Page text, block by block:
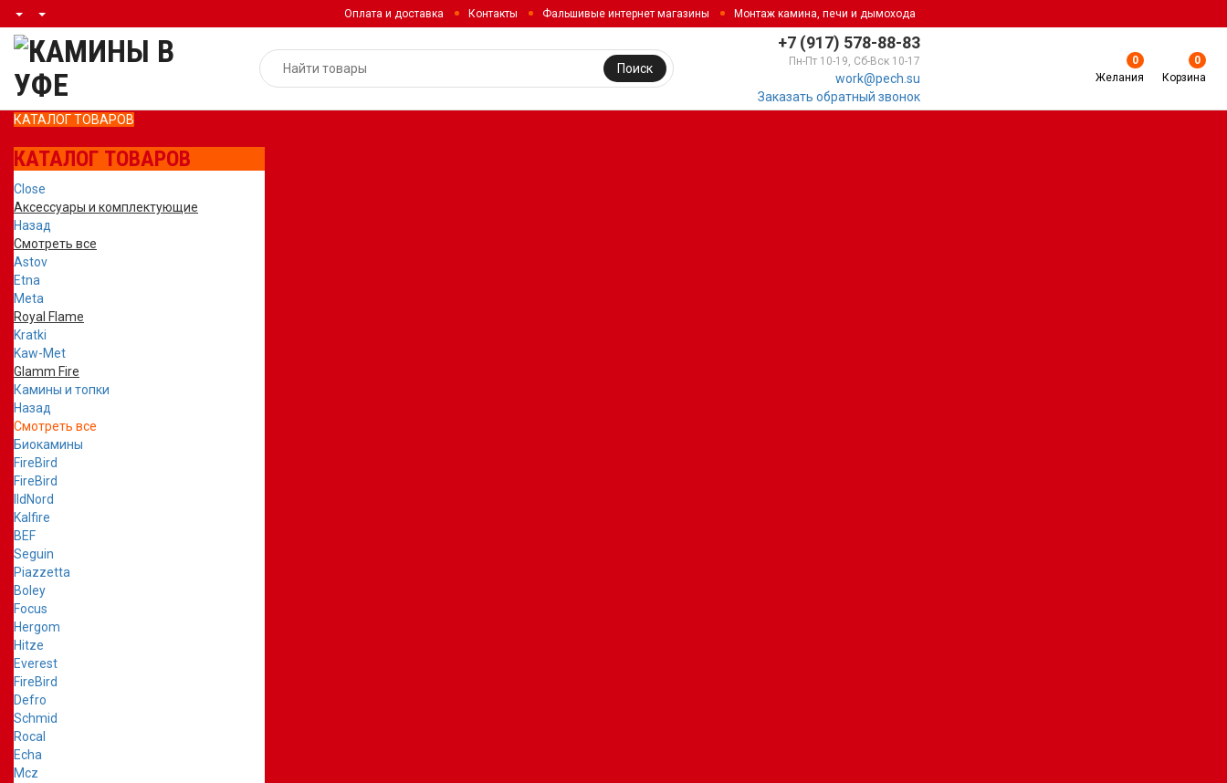
Оплата и доставка Контакты Фальшивые интернет магазины Монтаж камина, печи и дымохода
+7 (917) 578-88-83
Пн-Пт 10-19, Сб-Вск 10-17
work@pech.su
Заказать обратный звонок
Поиск
0
Желания
0
Корзина
КАТАЛОГ ТОВАРОВ
КАТАЛОГ ТОВАРОВ
Close
Аксессуары и комплектующие
Назад
Смотреть все
Astov
Etna
Meta
Royal Flame
Kratki
Kaw-Met
Glamm Fire
Камины и топки
Назад
Смотреть все
Биокамины
FireBird
FireBird
IldNord
Kalfire
BEF
Seguin
Piazzetta
Boley
Focus
Hergom
Hitze
Everest
FireBird
Defro
Schmid
Rocal
Echa
Mcz